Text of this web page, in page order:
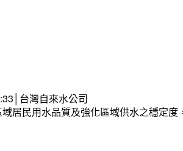
台灣自來水公司
居民用水品質及強化區域供水之穩定